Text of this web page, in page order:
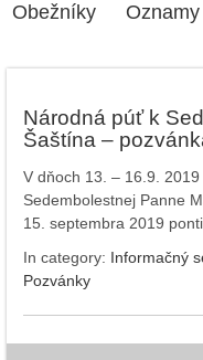
Obežníky
Oznamy
Národná púť k
Šaštína –
V dňoch 13. – 16.9.
Sedembolestnej Panne
15. septembra 2019
In category: Informačný
Pozvánky